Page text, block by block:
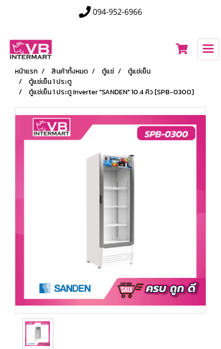
094-952-6966
หน้าแรก สินค้าทั้งหมด ตู้แช่
ตู้แช่เย็น
ตู้แช่เย็น 1 ประตู
ตู้แช่เย็น 1 ประตู Inverter "SANDEN" 10.4 คิว [SPB-0300]